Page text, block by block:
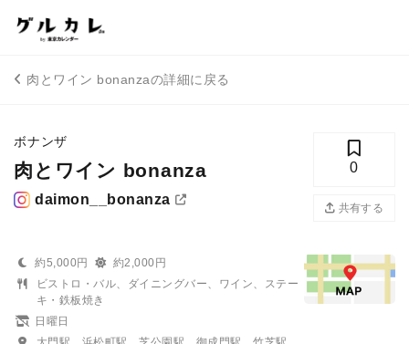
肉とワイン bonanzaの詳細に戻る
ボナンザ
肉とワイン bonanza
daimon__bonanza
0
共有する
約5,000円
約2,000円
ビストロ・バル、ダイニングバー、ワイン、ステー
キ・鉄板焼き
日曜日